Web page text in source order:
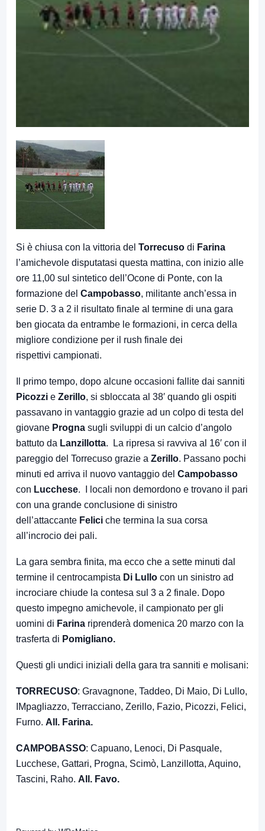
Si è chiusa con la vittoria del Torrecuso di Farina
l’amichevole disputatasi questa mattina, con inizio alle
ore 11,00 sul sintetico dell’Ocone di Ponte, con la
formazione del Campobasso, militante anch’essa in
serie D. 3 a 2 il risultato finale al termine di una gara
ben giocata da entrambe le formazioni, in cerca della
migliore condizione per il rush finale dei
rispettivi campionati.
Il primo tempo, dopo alcune occasioni fallite dai sanniti
Picozzi e Zerillo, si sbloccata al 38′ quando gli ospiti
passavano in vantaggio grazie ad un colpo di testa del
giovane Progna sugli sviluppi di un calcio d’angolo
battuto da Lanzillotta. La ripresa si ravviva al 16′ con il
pareggio del Torrecuso grazie a Zerillo. Passano pochi
minuti ed arriva il nuovo vantaggio del Campobasso
con Lucchese. I locali non demordono e trovano il pari
con una grande conclusione di sinistro
dell’attaccante Felici che termina la sua corsa
all’incrocio dei pali.
La gara sembra finita, ma ecco che a sette minuti dal
termine il centrocampista Di Lullo con un sinistro ad
incrociare chiude la contesa sul 3 a 2 finale. Dopo
questo impegno amichevole, il campionato per gli
uomini di Farina riprenderà domenica 20 marzo con la
trasferta di Pomigliano.
Questi gli undici iniziali della gara tra sanniti e molisani:
TORRECUSO: Gravagnone, Taddeo, Di Maio, Di Lullo,
IMpagliazzo, Terracciano, Zerillo, Fazio, Picozzi, Felici,
Furno. All. Farina.
CAMPOBASSO: Capuano, Lenoci, Di Pasquale,
Lucchese, Gattari, Progna, Scimò, Lanzillotta, Aquino,
Tascini, Raho. All. Favo.